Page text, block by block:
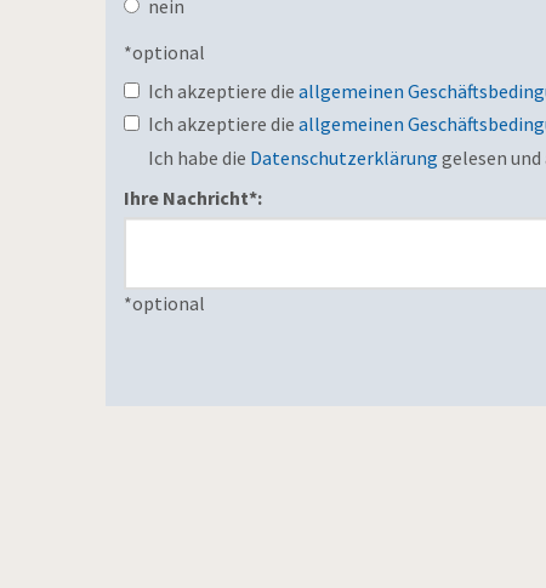
nein
*optional
Ich akzeptiere die allgemeinen
Ich akzeptiere die allgemeinen
Ich habe die Datenschutzerklärung gelesen
Ihre Nachricht*:
*optional